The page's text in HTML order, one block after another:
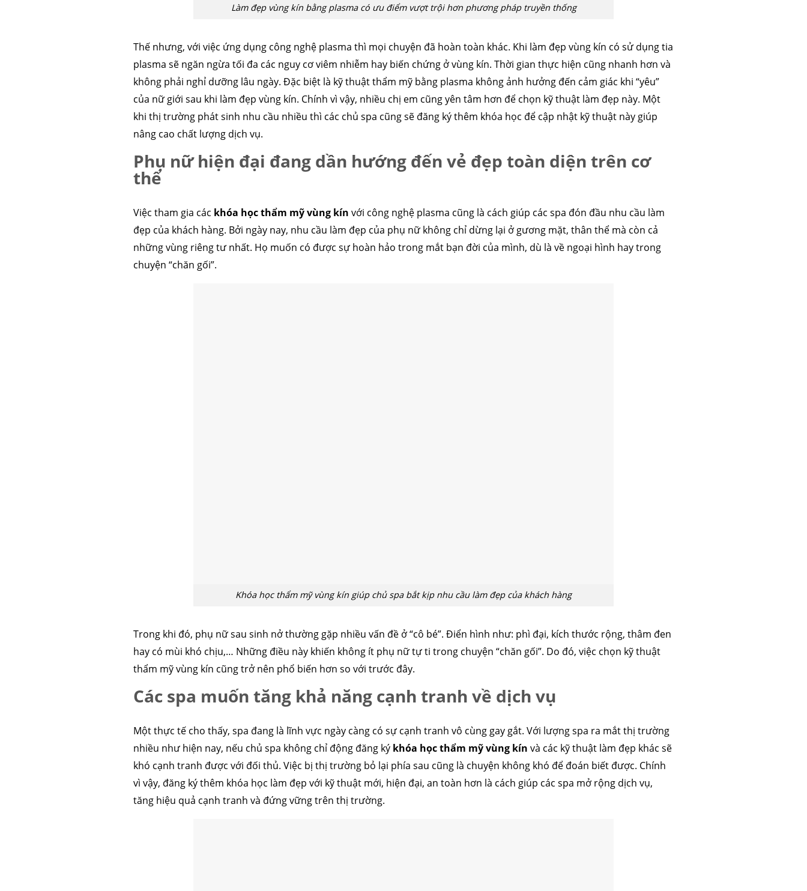
Làm đẹp vùng kín bằng plasma có ưu điểm vượt trội hơn phương pháp truyền thống
Thế nhưng, với việc ứng dụng công nghệ plasma thì mọi chuyện đã hoàn toàn khác. Khi làm đẹp vùng kín có sử dụng tia
plasma sẽ ngăn ngừa tối đa các nguy cơ viêm nhiễm hay biến chứng ở vùng kín. Thời gian thực hiện cũng nhanh hơn và
không phải nghỉ dưỡng lâu ngày. Đặc biệt là kỹ thuật thẩm mỹ bằng plasma không ảnh hưởng đến cảm giác khi “yêu”
của nữ giới sau khi làm đẹp vùng kín. Chính vì vậy, nhiều chị em cũng yên tâm hơn để chọn kỹ thuật làm đẹp này. Một
khi thị trường phát sinh nhu cầu nhiều thì các chủ spa cũng sẽ đăng ký thêm khóa học để cập nhật kỹ thuật này giúp
nâng cao chất lượng dịch vụ.
Phụ nữ hiện đại đang dần hướng đến vẻ đẹp toàn diện trên cơ
thể
Việc tham gia các khóa học thẩm mỹ vùng kín với công nghệ plasma cũng là cách giúp các spa đón đầu nhu cầu làm
đẹp của khách hàng. Bởi ngày nay, nhu cầu làm đẹp của phụ nữ không chỉ dừng lại ở gương mặt, thân thể mà còn cả
những vùng riêng tư nhất. Họ muốn có được sự hoàn hảo trong mắt bạn đời của mình, dù là về ngoại hình hay trong
chuyện “chăn gối”.
Khóa học thẩm mỹ vùng kín giúp chủ spa bắt kịp nhu cầu làm đẹp của khách hàng
Trong khi đó, phụ nữ sau sinh nở thường gặp nhiều vấn đề ở “cô bé”. Điển hình như: phì đại, kích thước rộng, thâm đen
hay có mùi khó chịu,… Những điều này khiến không ít phụ nữ tự ti trong chuyện “chăn gối”. Do đó, việc chọn kỹ thuật
thẩm mỹ vùng kín cũng trở nên phổ biến hơn so với trước đây.
Các spa muốn tăng khả năng cạnh tranh về dịch vụ
Một thực tế cho thấy, spa đang là lĩnh vực ngày càng có sự cạnh tranh vô cùng gay gắt. Với lượng spa ra mắt thị trường
nhiều như hiện nay, nếu chủ spa không chỉ động đăng ký khóa học thẩm mỹ vùng kín và các kỹ thuật làm đẹp khác sẽ
khó cạnh tranh được với đối thủ. Việc bị thị trường bỏ lại phía sau cũng là chuyện không khó để đoán biết được. Chính
vì vậy, đăng ký thêm khóa học làm đẹp với kỹ thuật mới, hiện đại, an toàn hơn là cách giúp các spa mở rộng dịch vụ,
tăng hiệu quả cạnh tranh và đứng vững trên thị trường.